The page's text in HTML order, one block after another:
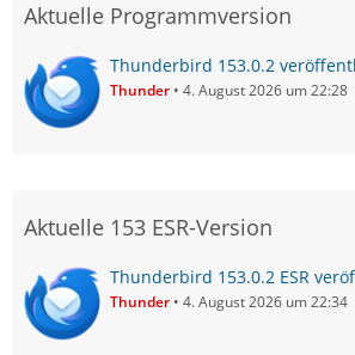
Aktuelle Programmversion
Thunderbird 153.0.2
Thunder 4. August 2026 um 22:28
Aktuelle 153 ESR-Version
Thunderbird 153.0.2 ESR
Thunder 4. August 2026 um 22:34